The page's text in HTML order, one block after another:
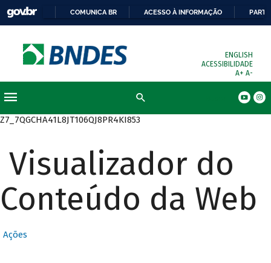
COMUNICA BR ACESSO À INFORMAÇÃO
ENGLISH
ACESSIBILIDADE
A+ A-
Z7_7QGCHA41L8JT106QJ8PR4KI853
Visualizador do
Conteúdo da Web
Ações